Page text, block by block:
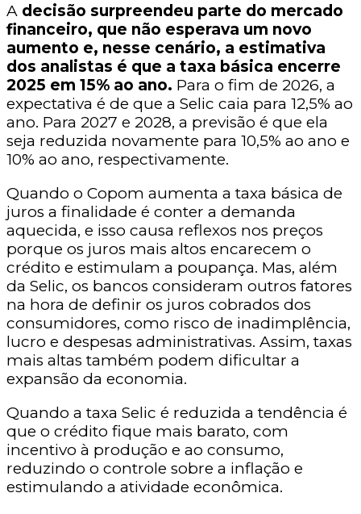
A decisão surpreendeu parte do mercado
financeiro, que não esperava um novo
aumento e, nesse cenário, a estimativa
dos analistas é que a taxa básica encerre
2025 em 15% ao ano. Para o fim de 2026, a
expectativa é de que a Selic caia para 12,5% ao
ano. Para 2027 e 2028, a previsão é que ela
seja reduzida novamente para 10,5% ao ano e
10% ao ano, respectivamente.
Quando o Copom aumenta a taxa básica de
juros a finalidade é conter a demanda
aquecida, e isso causa reflexos nos preços
porque os juros mais altos encarecem o
crédito e estimulam a poupança. Mas, além
da Selic, os bancos consideram outros fatores
na hora de definir os juros cobrados dos
consumidores, como risco de inadimplência,
lucro e despesas administrativas. Assim, taxas
mais altas também podem dificultar a
expansão da economia.
Quando a taxa Selic é reduzida a tendência é
que o crédito fique mais barato, com
incentivo à produção e ao consumo,
reduzindo o controle sobre a inflação e
estimulando a atividade econômica.